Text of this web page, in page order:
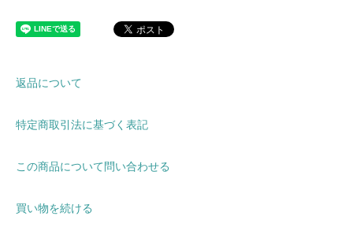
返品について
特定商取引法に基づく表記
この商品について問い合わせる
買い物を続ける